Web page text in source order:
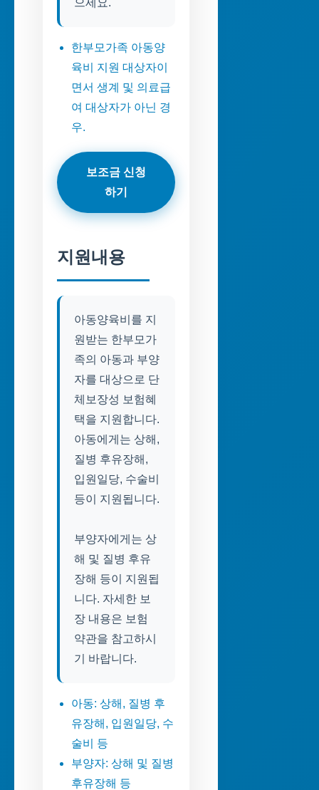
으세요.
한부모가족 아동양
육비 지원 대상자이
면서 생계 및 의료급
여 대상자가 아닌 경
우.
보조금 신청
하기
지원내용
아동양육비를 지
원받는 한부모가
족의 아동과 부양
자를 대상으로 단
체보장성 보험혜
택을 지원합니다.
아동에게는 상해,
질병 후유장해,
입원일당, 수술비
등이 지원됩니다.
부양자에게는 상
해 및 질병 후유
장해 등이 지원됩
니다. 자세한 보
장 내용은 보험
약관을 참고하시
기 바랍니다.
아동: 상해, 질병 후
유장해, 입원일당, 수
술비 등
부양자: 상해 및 질병
후유장해 등